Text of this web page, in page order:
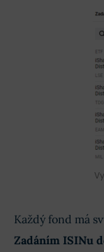
Každý fond má
Zadáním ISINu